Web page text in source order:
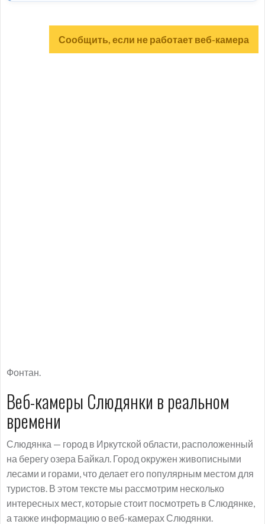
Сообщить, если не работает веб-камера
Фонтан.
Веб-камеры Слюдянки в реальном
времени
Слюдянка — город в Иркутской области, расположенный
на берегу озера Байкал. Город окружен живописными
лесами и горами, что делает его популярным местом для
туристов. В этом тексте мы рассмотрим несколько
интересных мест, которые стоит посмотреть в Слюдянке,
а также информацию о веб-камерах Слюдянки.